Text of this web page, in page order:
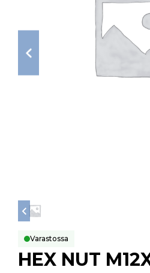
Varastossa
HEX NUT